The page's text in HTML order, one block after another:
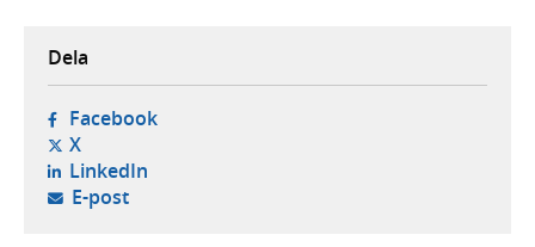
Dela
Facebook- öppnas i ny flik, extern webbplats,
X- öppnas i ny flik, extern webbplats,
LinkedIn- öppnas i ny flik, extern webbplats,
E-post- öppnar din e-postklient,